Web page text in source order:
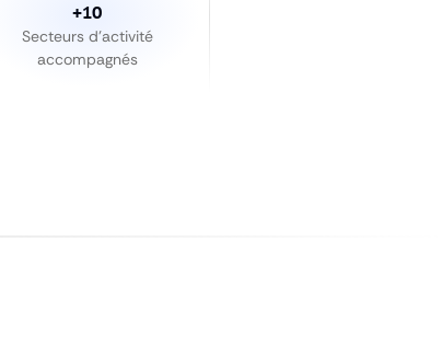
+10
Secteurs d’activité
accompagnés